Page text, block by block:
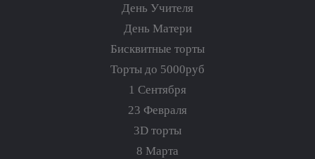
День Учителя
День Матери
Бисквитные торты
Торты до 5000руб
1 Сентября
23 Февраля
3D торты
8 Марта